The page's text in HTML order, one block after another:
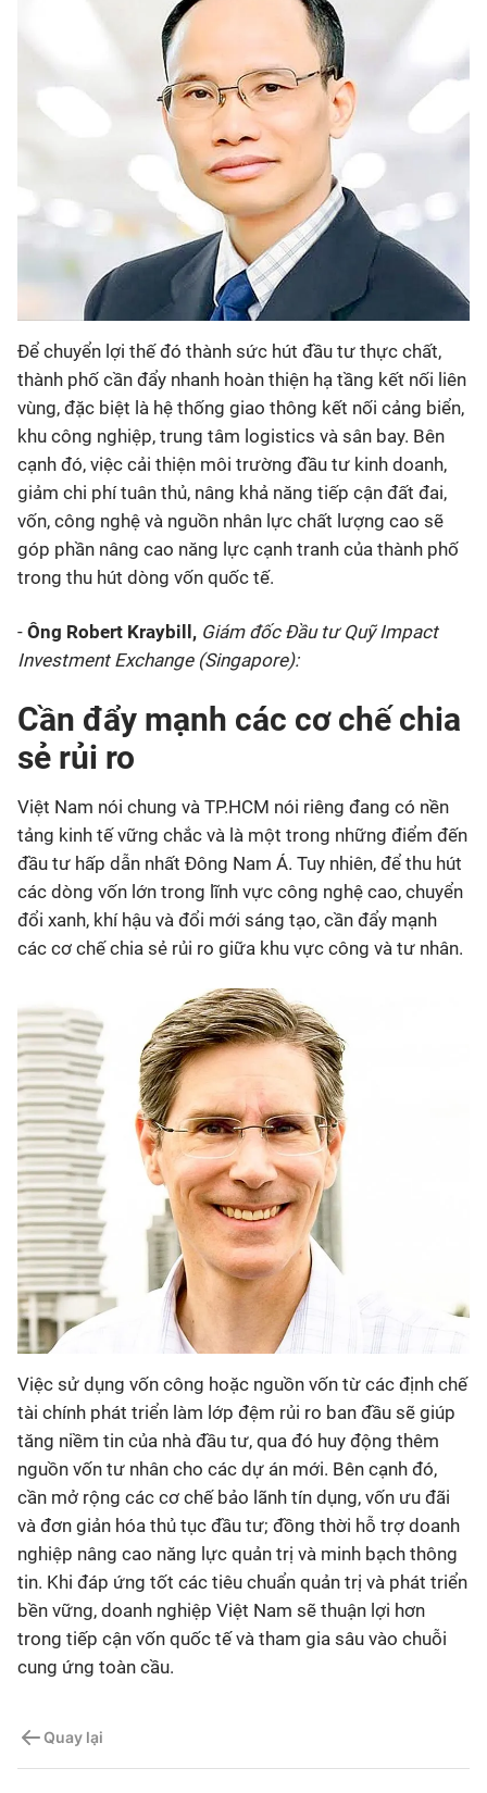
Để chuyển lợi thế đó thành sức hút đầu tư thực chất,
thành phố cần đẩy nhanh hoàn thiện hạ tầng kết nối liên
vùng, đặc biệt là hệ thống giao thông kết nối cảng biển,
khu công nghiệp, trung tâm logistics và sân bay. Bên
cạnh đó, việc cải thiện môi trường đầu tư kinh doanh,
giảm chi phí tuân thủ, nâng khả năng tiếp cận đất đai,
vốn, công nghệ và nguồn nhân lực chất lượng cao sẽ
góp phần nâng cao năng lực cạnh tranh của thành phố
trong thu hút dòng vốn quốc tế.
- Ông Robert Kraybill, Giám đốc Đầu tư Quỹ Impact
Investment Exchange (Singapore):
Cần đẩy mạnh các cơ chế chia
sẻ rủi ro
Việt Nam nói chung và TP.HCM nói riêng đang có nền
tảng kinh tế vững chắc và là một trong những điểm đến
đầu tư hấp dẫn nhất Đông Nam Á. Tuy nhiên, để thu hút
các dòng vốn lớn trong lĩnh vực công nghệ cao, chuyển
đổi xanh, khí hậu và đổi mới sáng tạo, cần đẩy mạnh
các cơ chế chia sẻ rủi ro giữa khu vực công và tư nhân.
Việc sử dụng vốn công hoặc nguồn vốn từ các định chế
tài chính phát triển làm lớp đệm rủi ro ban đầu sẽ giúp
tăng niềm tin của nhà đầu tư, qua đó huy động thêm
nguồn vốn tư nhân cho các dự án mới. Bên cạnh đó,
cần mở rộng các cơ chế bảo lãnh tín dụng, vốn ưu đãi
và đơn giản hóa thủ tục đầu tư; đồng thời hỗ trợ doanh
nghiệp nâng cao năng lực quản trị và minh bạch thông
tin. Khi đáp ứng tốt các tiêu chuẩn quản trị và phát triển
bền vững, doanh nghiệp Việt Nam sẽ thuận lợi hơn
trong tiếp cận vốn quốc tế và tham gia sâu vào chuỗi
cung ứng toàn cầu.
Quay lại